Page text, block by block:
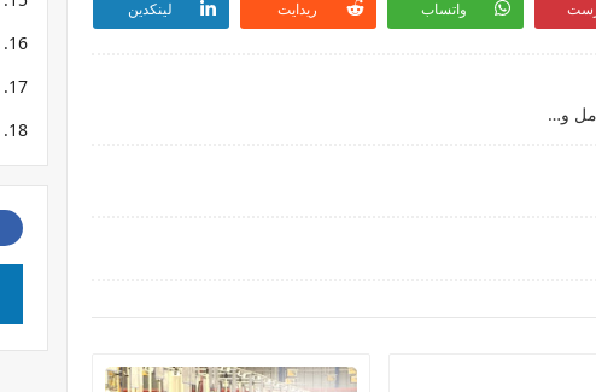
واتساب ريدايت لينكدين
العمل في شركات الكابلاج | مطلوب توظيف 40 عامل وعاملة انتاج (التسجيل مفتوح)